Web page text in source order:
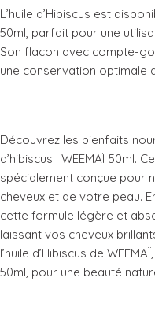
L’huile d’Hibiscus est
50ml, parfait pour une
Son flacon avec compte-
une conservation optimale
Découvrez les bienfaits
d’hibiscus | WEEMAÏ 50ml.
spécialement conçue pour
cheveux et de votre peau.
cette formule légère et
laissant vos cheveux
l’huile d’Hibiscus de
50ml, pour une beauté